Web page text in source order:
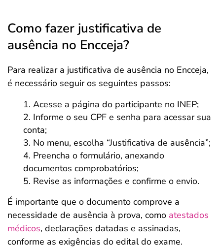
Como fazer justificativa de
ausência no Encceja?
Para realizar a justificativa de ausência no Encceja,
é necessário seguir os seguintes passos:
Acesse a página do participante no INEP;
Informe o seu CPF e senha para acessar sua
conta;
No menu, escolha “Justificativa de ausência”;
Preencha o formulário, anexando
documentos comprobatórios;
Revise as informações e confirme o envio.
É importante que o documento comprove a
necessidade de ausência à prova, como atestados
médicos, declarações datadas e assinadas,
conforme as exigências do edital do exame.